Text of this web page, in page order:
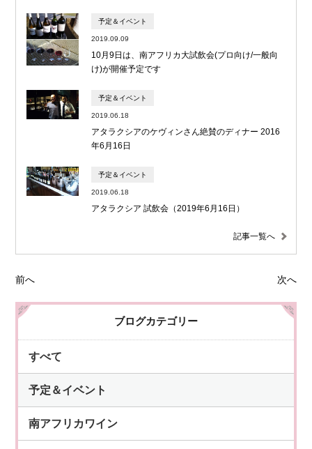
予定＆イベント
2019.09.09
10月9日は、南アフリカ大試飲会(プロ向け/一般向
け)が開催予定です
予定＆イベント
2019.06.18
アタラクシアのケヴィンさん絶賛のディナー 2016
年6月16日
予定＆イベント
2019.06.18
アタラクシア 試飲会（2019年6月16日）
記事一覧へ
前へ 次へ
ブログカテゴリー
すべて
予定＆イベント
南アフリカワイン